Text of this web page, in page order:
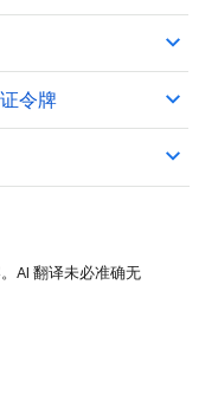
令牌
AI 翻译未必准确无